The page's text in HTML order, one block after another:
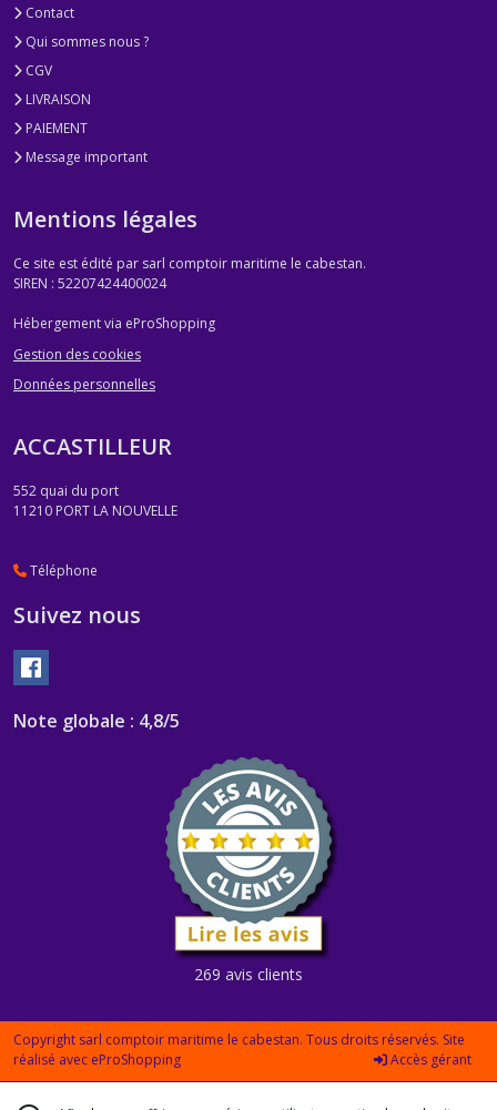
Contact
Qui sommes nous ?
CGV
LIVRAISON
PAIEMENT
Message important
Mentions légales
Ce site est édité par sarl comptoir maritime le cabestan.
SIREN : 52207424400024
Hébergement via eProShopping
Gestion des cookies
Données personnelles
ACCASTILLEUR
552 quai du port
11210 PORT LA NOUVELLE
Téléphone
Suivez nous
Note globale : 4,8/5
269 avis clients
Copyright sarl comptoir maritime le cabestan. Tous droits réservés. Site
réalisé avec eProShopping Accès gérant